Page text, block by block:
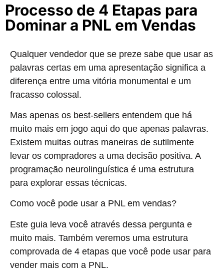
Processo de 4 Etapas para
Dominar a PNL em Vendas
Qualquer vendedor que se preze sabe que usar as
palavras certas em uma apresentação significa a
diferença entre uma vitória monumental e um
fracasso colossal.
Mas apenas os best-sellers entendem que há
muito mais em jogo aqui do que apenas palavras.
Existem muitas outras maneiras de sutilmente
levar os compradores a uma decisão positiva. A
programação neurolinguística é uma estrutura
para explorar essas técnicas.
Como você pode usar a PNL em vendas?
Este guia leva você através dessa pergunta e
muito mais. Também veremos uma estrutura
comprovada de 4 etapas que você pode usar para
vender mais com a PNL.